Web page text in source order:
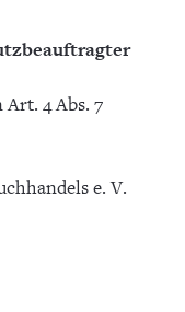
4 Abs. 7
e. V.